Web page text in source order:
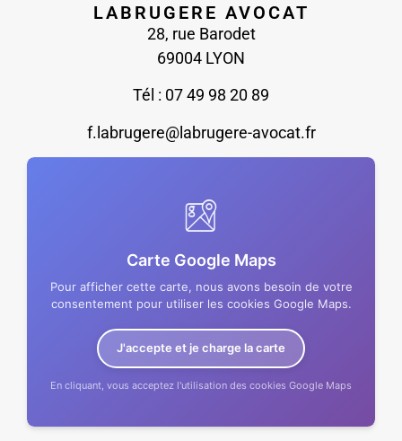
LABRUGERE AVOCAT
28, rue Barodet
69004 LYON
Tél : 07 49 98 20 89
f.labrugere@labrugere-avocat.fr
Carte Google Maps
Pour afficher cette carte, nous avons besoin de votre
consentement pour utiliser les cookies Google Maps.
J'accepte et je charge la carte
En cliquant, vous acceptez l'utilisation des cookies Google Maps